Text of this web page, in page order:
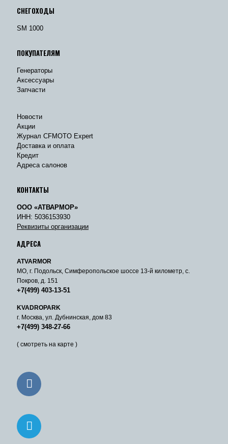
СНЕГОХОДЫ
SM 1000
ПОКУПАТЕЛЯМ
Генераторы
Аксессуары
Запчасти
Новости
Акции
Журнал CFMOTO Expert
Доставка и оплата
Кредит
Адреса салонов
КОНТАКТЫ
ООО «АТВАРМОР»
ИНН: 5036153930
Реквизиты организации
АДРЕСА
ATVARMOR
МО, г. Подольск, Симферопольское шоссе 13-й километр, с.
Покров, д. 151
+7(499) 403-13-51
KVADROPARK
г. Москва, ул. Дубнинская, дом 83
+7(499) 348-27-66
( смотреть на карте )